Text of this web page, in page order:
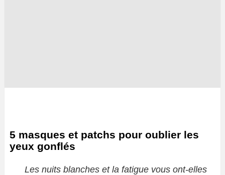
5 masques et patchs pour oublier les
yeux gonflés
Les nuits blanches et la fatigue vous ont-elles